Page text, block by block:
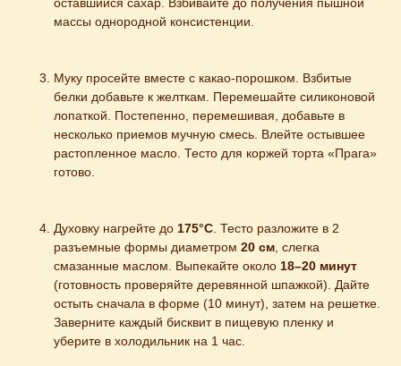
оставшийся сахар. Взбивайте до получения пышной
массы однородной консистенции.
Муку просейте вместе с какао-порошком. Взбитые
белки добавьте к желткам. Перемешайте силиконовой
лопаткой. Постепенно, перемешивая, добавьте в
несколько приемов мучную смесь. Влейте остывшее
растопленное масло. Тесто для коржей торта «Прага»
готово.
Духовку нагрейте до 175°C. Тесто разложите в 2
разъемные формы диаметром 20 см, слегка
смазанные маслом. Выпекайте около 18–20 минут
(готовность проверяйте деревянной шпажкой). Дайте
остыть сначала в форме (10 минут), затем на решетке.
Заверните каждый бисквит в пищевую пленку и
уберите в холодильник на 1 час.